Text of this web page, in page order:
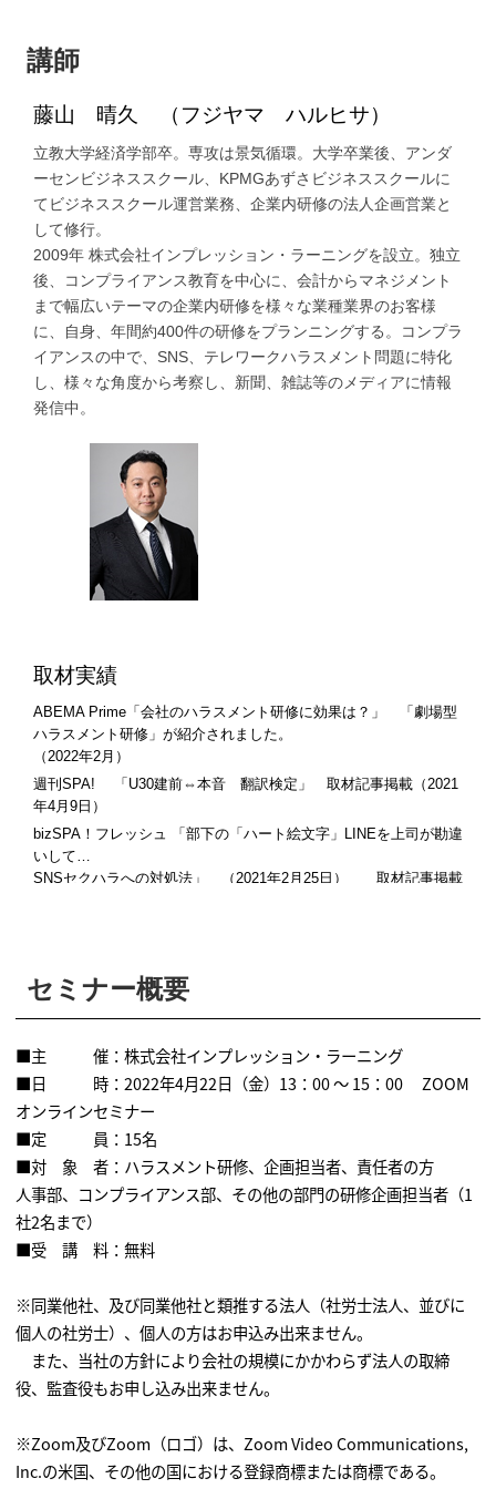
講師
藤山 晴久 （フジヤマ ハルヒサ）
立教大学経済学部卒。専攻は景気循環。大学卒業後、アンダ
ーセンビジネススクール、KPMGあずさビジネススクールに
てビジネススクール運営業務、企業内研修の法人企画営業と
して修行。
2009年 株式会社インプレッション・ラーニングを設立。独立
後、コンプライアンス教育を中心に、会計からマネジメント
まで幅広いテーマの企業内研修を様々な業種業界のお客様
に、自身、年間約400件の研修をプランニングする。コンプラ
イアンスの中で、SNS、テレワークハラスメント問題に特化
し、様々な角度から考察し、新聞、雑誌等のメディアに情報
発信中。
取材実績
ABEMA Prime「会社のハラスメント研修に効果は？」 「劇場型
ハラスメント研修」が紹介されました。
（2022年2月）
週刊SPA! 「U30建前⇔本音 翻訳検定」 取材記事掲載（2021
年4月9日）
bizSPA！フレッシュ 「部下の「ハート絵文字」LINEを上司が勘違
いして…
SNSセクハラへの対処法」 （2021年2月25日） 取材記事掲載
東京新聞ＷＥＢ 「オンライン会議 ストレスの元に 「部屋が
汚い」言及 むやみに２人きり要求」
（2020年12月21日） 取材記事掲載
中日新聞朝刊 「オンラインハラスメントに注目 ビデオ会議で
（ 2020年12月21日） 取材記事掲載
日経ビジネス（電子版）に「もうやめる？ノルマ～アフターコロ
ナの目標設定
～Zoomでは人は「上の空」 それでも売り続けるための2つの原
則」
月 日経ビジネス）
ニッポン放送「ゴットアフタヌーンアッコのいいかげんに1000
弊社が調査した「第２回ハラスメントグレーゾーンに関する調査
結果」紹介
サンケイスポーツ、スポーツ報知（2020年6月26日）
結果」掲載
5月21日）
「「テレワーク」問い合わせ１００倍 公私線引き難しく」代表
セミナー概要
■主 催：株式会社インプレッション・ラーニング
■日 時：2022年4月22日（金）13：00 ～ 15：00 ZOOM
オンラインセミナー
■定 員：15名
■対 象 者：ハラスメント研修、企画担当者、責任者の方
人事部、コンプライアンス部、その他の部門の研修企画担当者（1
社2名まで）
■受 講 料：無料
※同業他社、及び同業他社と類推する法人（社労士法人、並びに
個人の社労士）、個人の方はお申込み出来ません。
また、当社の方針により会社の規模にかかわらず法人の取締
役、監査役もお申し込み出来ません。
※Zoom及びZoom（ロゴ）は、Zoom Video Communications,
Inc.の米国、その他の国における登録商標または商標である。